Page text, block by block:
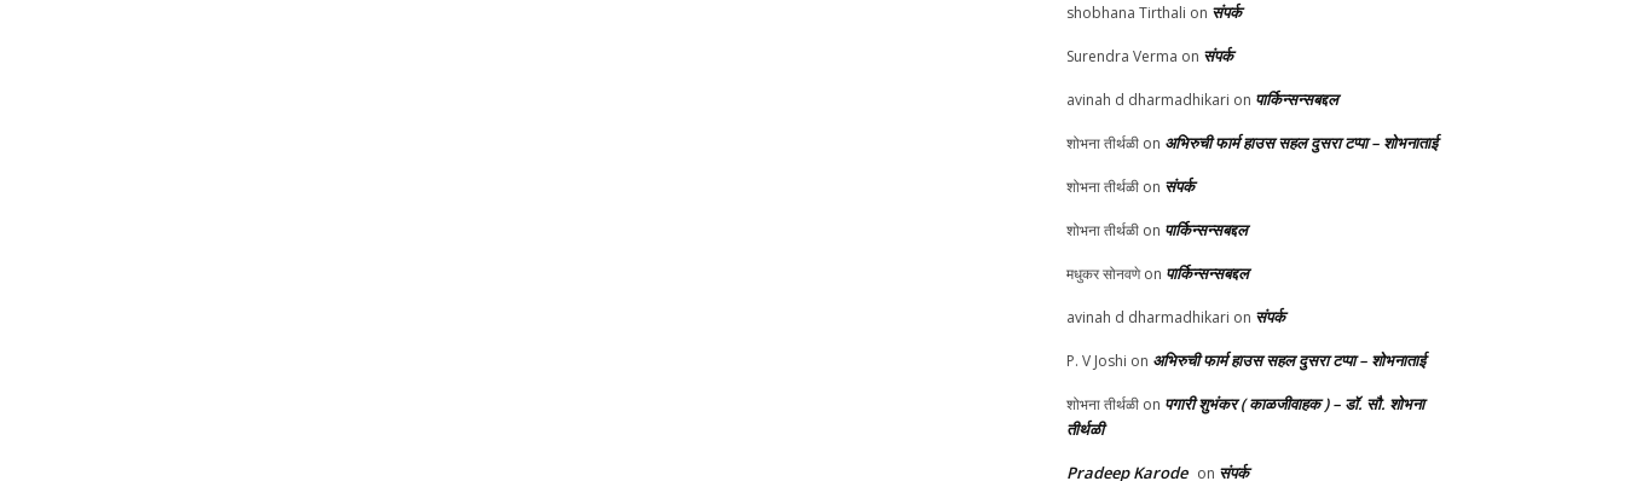
shobhana Tirthali on संपर्क
Surendra Verma on संपर्क
avinah d dharmadhikari on पार्किन्सन्सबद्दल
शोभना तीर्थळी on अभिरुची फार्म हाउस सहल दुसरा टप्पा – शोभनाताई
शोभना तीर्थळी on संपर्क
शोभना तीर्थळी on पार्किन्सन्सबद्दल
मधुकर सोनवणेon पार्किन्सन्सबद्दल
avinah d dharmadhikari on संपर्क
P. V Joshi on अभिरुची फार्म हाउस सहल दुसरा टप्पा – शोभनाताई
शोभना तीर्थळी on पगारी शुभंकर ( काळजीवाहक ) – डॉ. सौ. शोभना
तीर्थळी
Pradeep Karode on संपर्क